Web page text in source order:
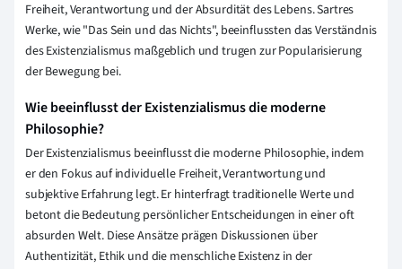
Freiheit, Verantwortung und der Absurdität des Lebens. Sartres
Werke, wie "Das Sein und das Nichts", beeinflussten das Verständnis
des Existenzialismus maßgeblich und trugen zur Popularisierung
der Bewegung bei.
Wie beeinflusst der Existenzialismus die moderne
Philosophie?
Der Existenzialismus beeinflusst die moderne Philosophie, indem
er den Fokus auf individuelle Freiheit, Verantwortung und
subjektive Erfahrung legt. Er hinterfragt traditionelle Werte und
betont die Bedeutung persönlicher Entscheidungen in einer oft
absurden Welt. Diese Ansätze prägen Diskussionen über
Authentizität, Ethik und die menschliche Existenz in der